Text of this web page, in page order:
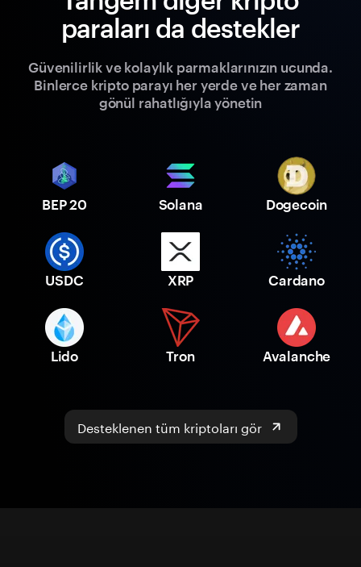
paraları da destekler
Güvenilirlik ve kolaylık parmaklarınızın ucunda.
Binlerce kripto parayı her yerde ve her zaman
gönül rahatlığıyla yönetin
BEP 20 Solana Dogecoin
USDC XRP Cardano
Lido Tron Avalanche
Desteklenen tüm kriptoları gör